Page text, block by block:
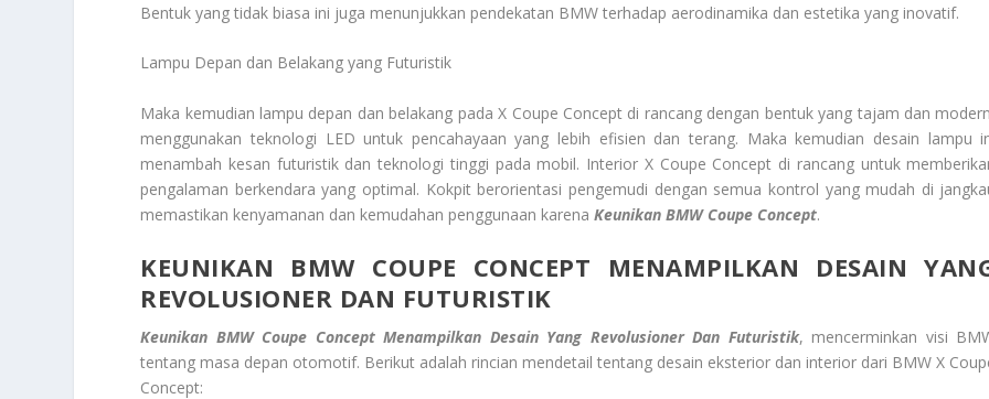
Bentuk yang tidak biasa ini juga menunjukkan pendekatan BMW terhadap aerodinamika dan estetika yang inovatif.
Lampu Depan dan Belakang yang Futuristik
Maka kemudian lampu depan dan belakang pada X Coupe Concept di rancang dengan bentuk yang tajam dan
menggunakan teknologi LED untuk pencahayaan yang lebih efisien dan terang. Maka kemudian desain lampu
menambah kesan futuristik dan teknologi tinggi pada mobil. Interior X Coupe Concept di rancang untuk
pengalaman berkendara yang optimal. Kokpit berorientasi pengemudi dengan semua kontrol yang mudah di
memastikan kenyamanan dan kemudahan penggunaan karenaKeunikan BMW Coupe Concept.
KEUNIKAN BMW COUPE CONCEPT MENAMPILKAN DESAIN
REVOLUSIONER DAN FUTURISTIK
Keunikan BMW Coupe ConceptMenampilkan Desain Yang Revolusioner Dan Futuristik, mencerminkan visi
tentang masa depan otomotif. Berikut adalah rincian mendetail tentang desain eksterior dan interior dari BMW X
Concept: